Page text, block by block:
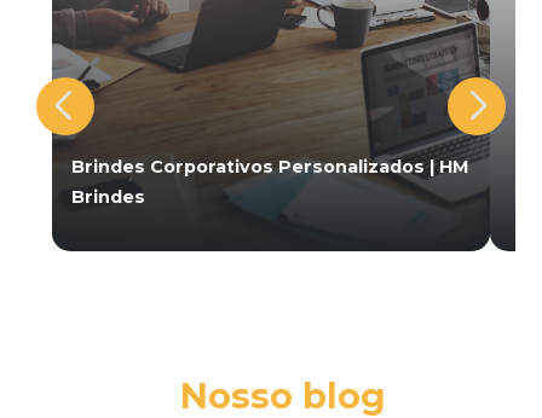
Brindes Corporativos Personalizados | HM
Brindes
Nosso blog